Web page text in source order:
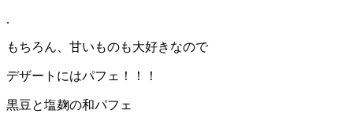
.
もちろん、甘いものも大好きなので
デザートにはパフェ！！！
黒豆と塩麹の和パフェ